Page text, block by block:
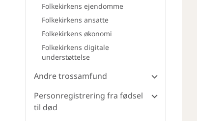
Folkekirkens ejendomme
Folkekirkens ansatte
Folkekirkens økonomi
Folkekirkens digitale
understøttelse
Andre trossamfund
Personregistrering fra fødsel
til død